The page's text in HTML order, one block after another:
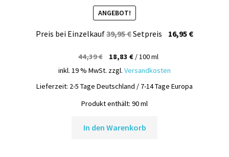
ANGEBOT!
Preis bei Einzelkauf39,95€Ursprünglicher
war:
39,95 €
Setpreis 16,95 €Aktueller
44,39€ 18,83 €/ 100ml
inkl. 19 % MwSt. zzgl. Versandkosten
Lieferzeit: 2-5 Tage Deutschland / 7-14 Tage Europa
Produkt enthält: 90ml
In den Warenkorb